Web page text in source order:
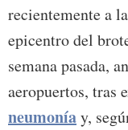
recientemente a
epicentro del
semana pasada,
aeropuertos, tras
neumoníay,